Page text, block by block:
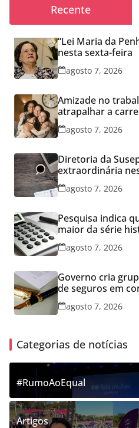
Recente
“Lei Maria da
nesta sexta-feira
agosto 7, 2026
Amizade no
atrapalhar a
agosto 7, 2026
Diretoria da
extraordinária
agosto 7, 2026
Pesquisa indica
maior da série
agosto 7, 2026
Governo cria
de seguros em
agosto 7, 2026
Categorias de notícias
#RumoAoEqual
Artigos